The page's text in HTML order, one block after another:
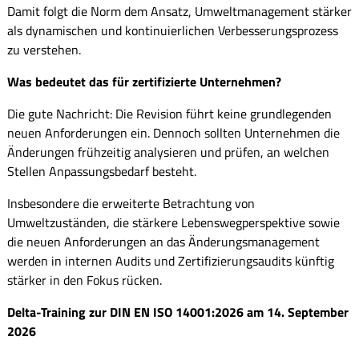
Damit folgt die Norm dem Ansatz, Umweltmanagement stärker
als dynamischen und kontinuierlichen Verbesserungsprozess
zu verstehen.
Was bedeutet das für zertifizierte Unternehmen?
Die gute Nachricht: Die Revision führt keine grundlegenden
neuen Anforderungen ein. Dennoch sollten Unternehmen die
Änderungen frühzeitig analysieren und prüfen, an welchen
Stellen Anpassungsbedarf besteht.
Insbesondere die erweiterte Betrachtung von
Umweltzuständen, die stärkere Lebenswegperspektive sowie
die neuen Anforderungen an das Änderungsmanagement
werden in internen Audits und Zertifizierungsaudits künftig
stärker in den Fokus rücken.
Delta-Training zur DIN EN ISO 14001:2026 am 14. September
2026